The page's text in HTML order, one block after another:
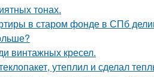
тонах.
в старом фонде в СПб
винтажных кресел.
утеплил и сделал